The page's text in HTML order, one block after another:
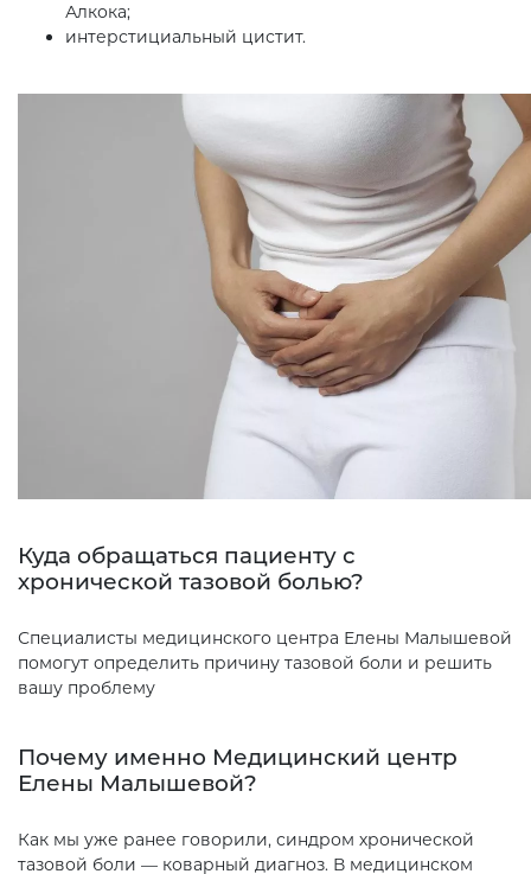
Алкока;
интерстициальный цистит.
Куда обращаться пациенту с
хронической тазовой болью?
Специалисты медицинского центра Елены Малышевой
помогут определить причину тазовой боли и решить
вашу проблему
Почему именно Медицинский центр
Елены Малышевой?
Как мы уже ранее говорили, синдром хронической
тазовой боли — коварный диагноз. В медицинском